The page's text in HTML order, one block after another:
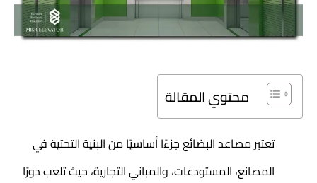
محتوي المقالة
تعتبر مصاعدالبضائع جزءًا أساسيًا من البنية التحتية في
المصانع، المستودعات، والمباني التجارية، حيث تلعب دورًا